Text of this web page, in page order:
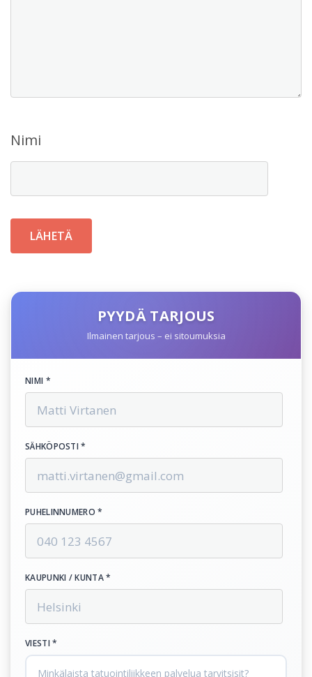
Nimi
PYYDÄ TARJOUS
Ilmainen tarjous – ei sitoumuksia
NIMI *
SÄHKÖPOSTI *
PUHELINNUMERO *
KAUPUNKI / KUNTA *
VIESTI *